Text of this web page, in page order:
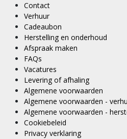
Contact
Verhuur
Cadeaubon
Herstelling en onderhoud
Afspraak maken
FAQs
Vacatures
Levering of afhaling
Algemene voorwaarden
Algemene voorwaarden -
Algemene voorwaarden -
Cookiebeleid
Privacy verklaring